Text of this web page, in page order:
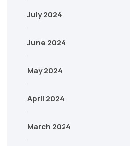
July 2024
June 2024
May 2024
April 2024
March 2024